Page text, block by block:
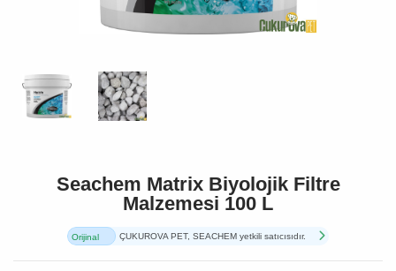
Seachem Matrix Biyolojik Filtre
Malzemesi 100 L
Orijinal
ÇUKUROVA PET, SEACHEM yetkili satıcısıdır.